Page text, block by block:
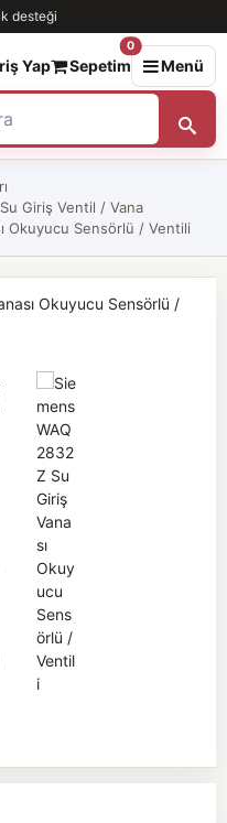
desteği
Yap Sepetim
0
Menü
Su Giriş Ventil / Vana
Okuyucu Sensörlü / Ventili